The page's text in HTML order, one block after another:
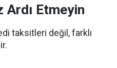
Ardı Etmeyin
taksitleri değil, farklı